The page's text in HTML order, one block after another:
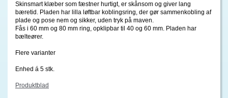
Skinsmart klæber som fæstner hurtigt, er skånsom og giver lang
bæretid. Pladen har lilla løftbar koblingsring, der gør sammenkobling af
plade og pose nem og sikker, uden tryk på maven.
Fås i 60 mm og 80 mm ring, opklipbar til 40 og 60 mm. Pladen har
bælteører.
Flere varianter
Enhed á 5 stk.
Produktblad